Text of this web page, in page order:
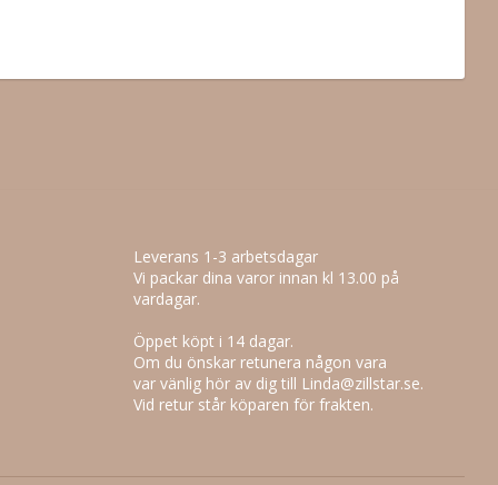
Leverans 1-3 arbetsdagar
Vi packar dina varor innan kl 13.00 på
vardagar.
Öppet köpt i 14 dagar.
Om du önskar retunera någon vara
var vänlig hör av dig till Linda@zillstar.se.
Vid retur står köparen för frakten.